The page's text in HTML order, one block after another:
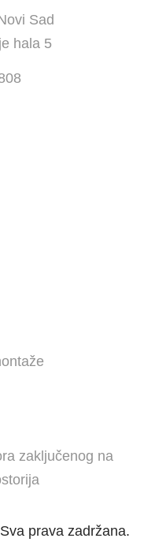
Sad
hala 5
zaključenog na
prava zadržana.